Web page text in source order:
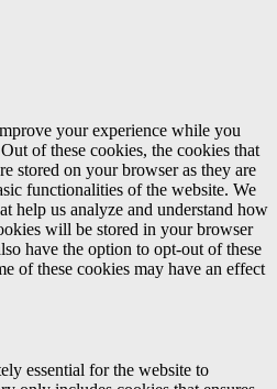
your experience while you
of these cookies, the cookies that
stored on your browser as they are
functionalities of the website. We
help us analyze and understand how
will be stored in your browser
have the option to opt-out of these
of these cookies may have an effect
essential for the website to